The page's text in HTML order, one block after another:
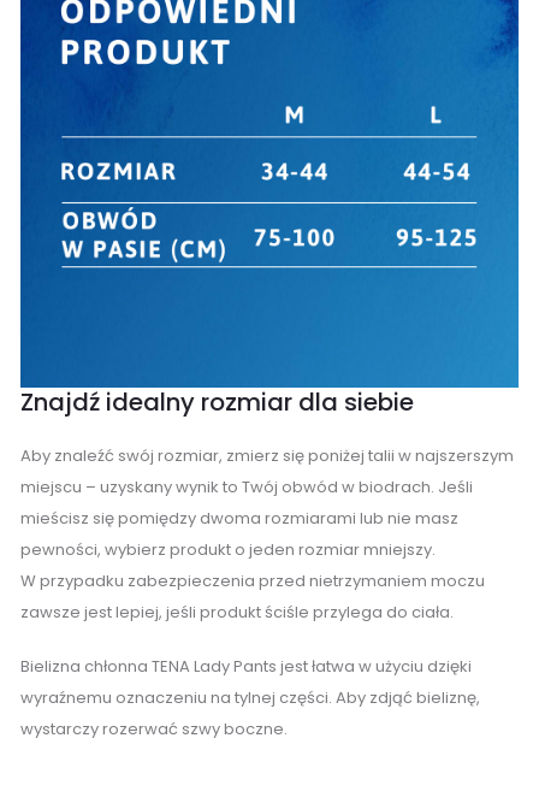
Znajdź idealny rozmiar dla siebie
Aby znaleźć swój rozmiar, zmierz się poniżej talii w najszerszym
miejscu – uzyskany wynik to Twój obwód w biodrach. Jeśli
mieścisz się pomiędzy dwoma rozmiarami lub nie masz
pewności, wybierz produkt o jeden rozmiar mniejszy.
W przypadku zabezpieczenia przed nietrzymaniem moczu
zawsze jest lepiej, jeśli produkt ściśle przylega do ciała.
Bielizna chłonna TENA Lady Pants jest łatwa w użyciu dzięki
wyraźnemu oznaczeniu na tylnej części. Aby zdjąć bieliznę,
wystarczy rozerwać szwy boczne.